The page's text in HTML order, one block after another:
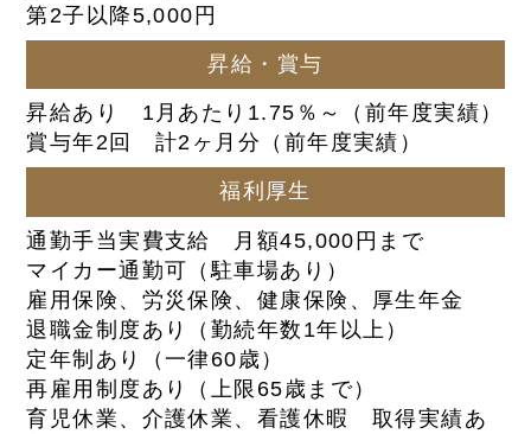
第2子以降5,000円
昇給・賞与
昇給あり 1月あたり1.75％～（前年度実績）
賞与年2回 計2ヶ月分（前年度実績）
福利厚生
通勤手当実費支給 月額45,000円まで
マイカー通勤可（駐車場あり）
雇用保険、労災保険、健康保険、厚生年金
退職金制度あり（勤続年数1年以上）
定年制あり（一律60歳）
再雇用制度あり（上限65歳まで）
育児休業、介護休業、看護休暇 取得実績あ